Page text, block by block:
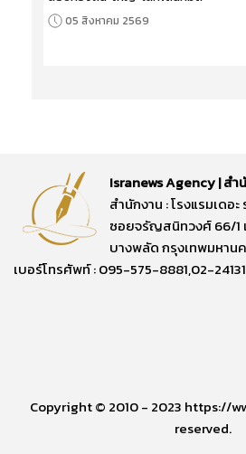
05 สิงหาคม 2569
Isranews Agency | สำ
สำนักงาน : โรงแรมเดอ
ซอยจรัญสนิทวงศ์ 66/1
บางพลัด กรุงเทพมหาน
เบอร์โทรศัพท์ : 095-575-8881,02-
Copyright © 2010 - 2023 https://
reserved.